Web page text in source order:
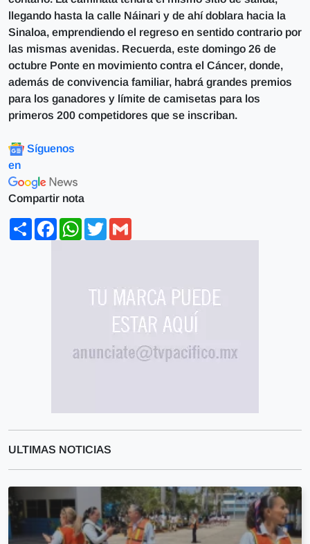
llegando hasta la calle Náinari y de ahí doblara hacia la
Sinaloa, emprendiendo el regreso en sentido contrario por
las mismas avenidas. Recuerda, este domingo 26 de
octubre Ponte en movimiento contra el Cáncer, donde,
además de convivencia familiar, habrá grandes premios
para los ganadores y límite de camisetas para los
primeros 200 competidores que se inscriban.
Síguenos
en
Compartir nota
ShareFacebookWhatsApp
Twitter
ULTIMAS NOTICIAS